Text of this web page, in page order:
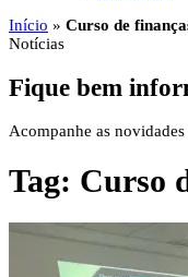
Início » Curso de
Notícias
Fique bem
Acompanhe as
Tag: Curso